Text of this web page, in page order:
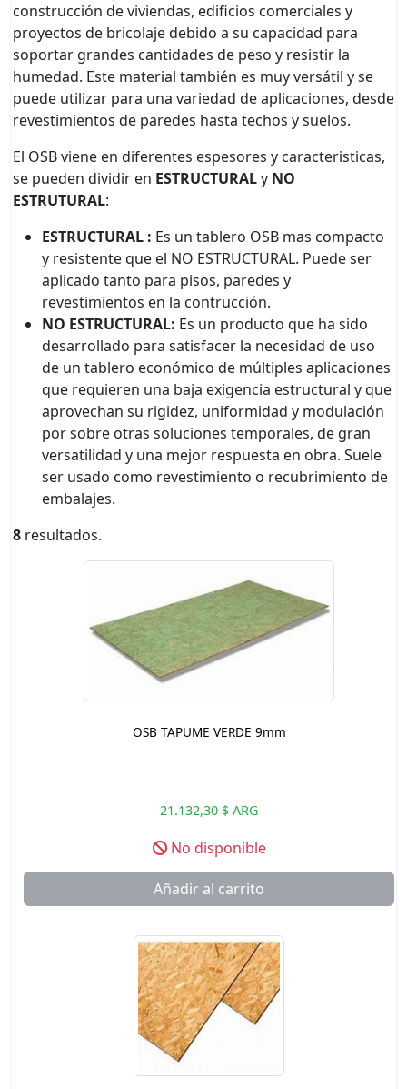
construcción de viviendas, edificios comerciales y
proyectos de bricolaje debido a su capacidad para
soportar grandes cantidades de peso y resistir la
humedad. Este material también es muy versátil y se
puede utilizar para una variedad de aplicaciones, desde
revestimientos de paredes hasta techos y suelos.
El OSB viene en diferentes espesores y caracteristicas,
se pueden dividir en ESTRUCTURALy NO
ESTRUTURAL:
ESTRUCTURAL : Es un tablero OSB mas compacto
y resistente que el NO ESTRUCTURAL. Puede ser
aplicado tanto para pisos, paredes y
revestimientos en la contrucción.
NO ESTRUCTURAL: Es un producto que ha sido
desarrollado para satisfacer la necesidad de uso
de un tablero económico de múltiples aplicaciones
que requieren una baja exigencia estructural y que
aprovechan su rigidez, uniformidad y modulación
por sobre otras soluciones temporales, de gran
versatilidad y una mejor respuesta en obra. Suele
ser usado como revestimiento o recubrimiento de
embalajes.
8 resultados.
OSB TAPUME VERDE 9mm
21.132,30 $ ARG
No disponible
Añadir al carrito